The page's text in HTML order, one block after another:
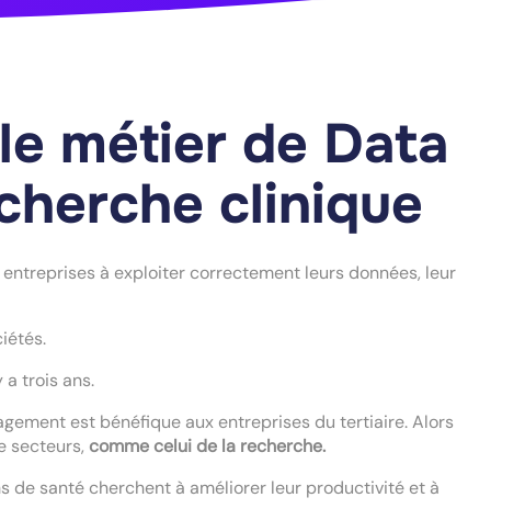
métier de Data
clinique
à exploiter correctement leurs données, leur
a trois ans.
est bénéfique aux entreprises du tertiaire. Alors
secteurs, comme celui de la recherche.
de santé cherchent à améliorer leur productivité et à